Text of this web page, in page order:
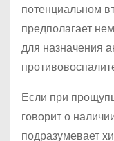
потенциальном
предполагает
для назначения
Если при
говорит о
подразумевает